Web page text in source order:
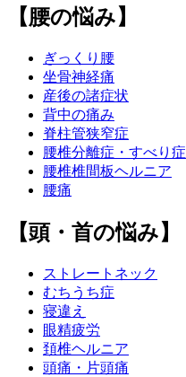
【腰の悩み】
ぎっくり腰
坐骨神経痛
産後の諸症状
背中の痛み
脊柱管狭窄症
腰椎分離症・すべり症
腰椎椎間板ヘルニア
腰痛
【頭・首の悩み】
ストレートネック
むちうち症
寝違え
眼精疲労
頚椎ヘルニア
頭痛・片頭痛